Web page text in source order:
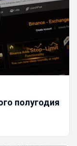
полугодия